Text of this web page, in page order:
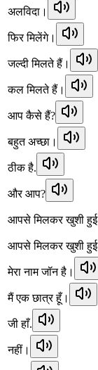
अलविदा।
फिर मिलेंगे।
जल्दी मिलते हैं।
कल मिलते हैं।
आप कैसे हैं?
बहुत अच्छा।
ठीक है.
और आप?
आपसे मिलकर खुशी
आपसे मिलकर खुशी
मेरा नाम जॉन है।
मैं एक छात्र हूँ।
जी हाँ.
नहीं।